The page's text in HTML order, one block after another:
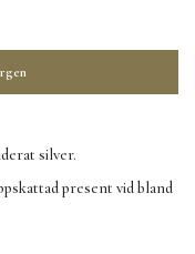
silver.
present vid bland